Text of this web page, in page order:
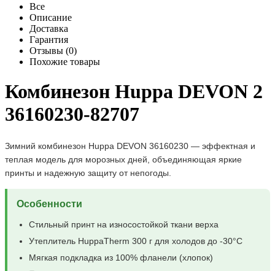
Все
Описание
Доставка
Гарантия
Отзывы (0)
Похожие товары
Комбинезон Huppa DEVON 2
36160230-82707
Зимний комбинезон Huppa DEVON 36160230 — эффектная и
теплая модель для морозных дней, объединяющая яркие
принты и надежную защиту от непогоды.
Особенности
Стильный принт на износостойкой ткани верха
Утеплитель HuppaTherm 300 г для холодов до -30°C
Мягкая подкладка из 100% фланели (хлопок)